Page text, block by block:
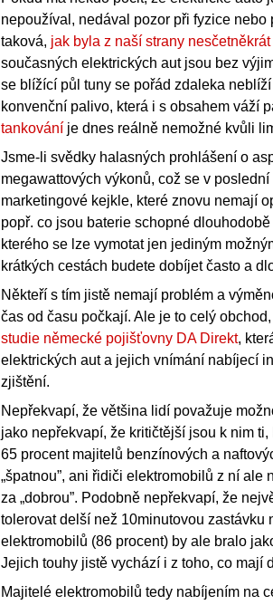
nepoužíval, nedával pozor při fyzice
taková, jak byla z naší strany
současných elektrických aut jsou bez
se blížící půl tuny se pořád zdaleka
konvenční palivo, která i s obsahem váží
tankování je dnes reálně nemožné kvůli
Jsme-li svědky halasných prohlášení o
megawattových výkonů, což se v
marketingové kejkle, které znovu nemají
popř. co jsou baterie schopné
kterého se lze vymotat jen jediným
krátkých cestách budete dobíjet často a
Někteří s tím jistě nemají problém a
čas od času počkají. Ale je to celý
studie německé pojišťovny DA Direkt,
elektrických aut a jejich vnímání nabíjecí
zjištění.
Nepřekvapí, že většina lidí považuje
jako nepřekvapí, že kritičtější jsou k nim
65 procent majitelů benzínových a
„špatnou”, ani řidiči elektromobilů z ní
za „dobrou”. Podobně nepřekvapí, že
tolerovat delší než 10minutovou
elektromobilů (86 procent) by ale bralo
Jejich touhy jistě vychází i z toho, co mají
Majitelé elektromobilů tedy nabíjením na